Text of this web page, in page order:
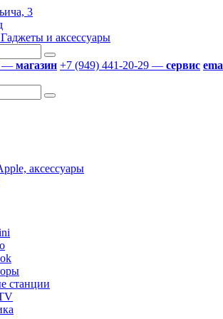
3
— магазин +7 (949) 441-20-29 — сервис
аксессуары
станции